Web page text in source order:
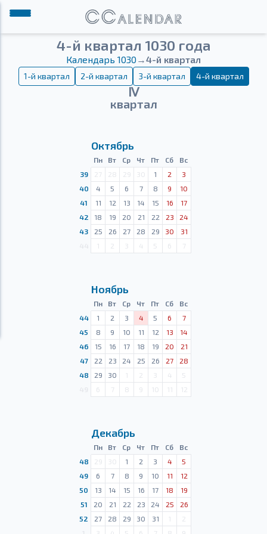
4-й квартал 1030 года
Календарь 1030→4-й квартал
1-й квартал 2-й квартал 3-й квартал 4-й квартал
Ⅳ
квартал
Октябрь
Пн Вт Ср Чт Пт Сб
Вс
39
27 28 29 30 1 2
3
40
4 5 6 7 8 9
10
41
11 12 13 14 15 16
17
42
18 19 20 21 22 23
24
43
25 26 27 28 29 30
31
1 2 3 4 5 6 7
Ноябрь
Пн Вт Ср Чт Пт Сб
Вс
44
1 2 3 4 5 6
7
45
8 9 10 11 12 13
14
46
15 16 17 18 19 20
21
47
22 23 24 25 26 27
28
48
29 30 1 2 3 4
5
6 7 8 9 10 11 12
Декабрь
Пн Вт Ср Чт Пт Сб
Вс
48
29 30 1 2 3 4
5
49
6 7 8 9 10 11
12
50
13 14 15 16 17 18
19
51
20 21 22 23 24 25
26
52
27 28 29 30 31 1
2